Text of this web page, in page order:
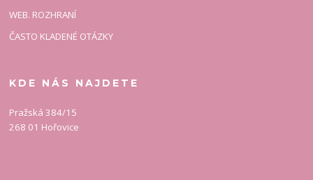
WEB. ROZHRANÍ
ČASTO KLADENÉ OTÁZKY
KDE NÁS NAJDETE
Pražská 384/15
268 01 Hořovice